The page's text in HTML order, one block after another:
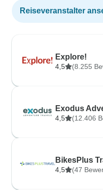
Reiseveranstalter
Explore!
4,5 (8.255
Exodus
4,5 (12.406
BikesPlus
4,5 (47